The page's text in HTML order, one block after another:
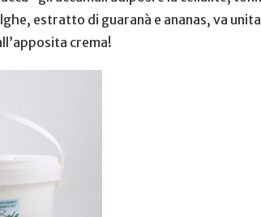
estratto di guaranà e ananas, va
crema!